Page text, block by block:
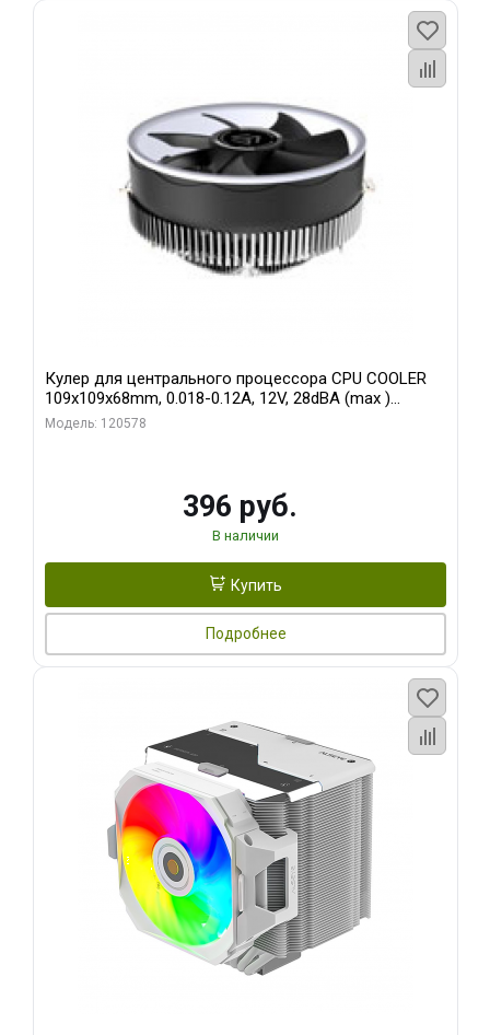
Кулер для центрального процессора CPU COOLER
109x109x68mm, 0.018-0.12A, 12V, 28dBA (max )
+/-10%
Модель: 120578
396 руб.
В наличии
Купить
Подробнее